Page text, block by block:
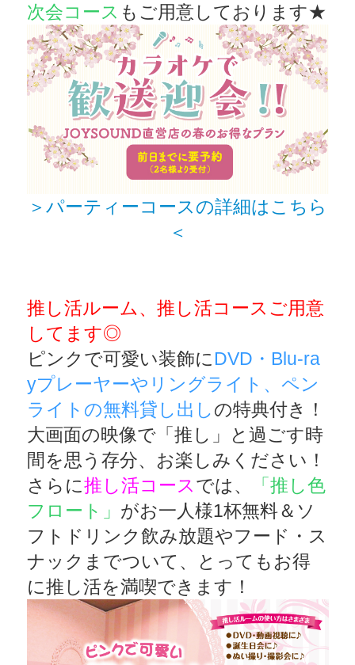
次会コース もご用意しております★
＞パーティーコースの詳細はこちら
＜
推し活ルーム、推し活コースご用意
してます◎
ピンクで可愛い装飾に DVD・Blu-ra
yプレーヤーやリングライト、ペン
ライトの無料貸し出しの特典付き！
大画面の映像で「推し」と過ごす時
間を思う存分、お楽しみください！
さらに推し活コースでは、
「推し色
フロート」 がお一人様1杯無料＆ソ
フトドリンク飲み放題やフード・ス
ナックまでついて、とってもお得
に推し活を満喫できます！